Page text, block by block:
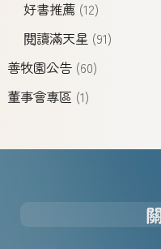
好書推薦(12)
閱讀滿天星 (91)
善牧園公告(60)
董事會專區 (1)